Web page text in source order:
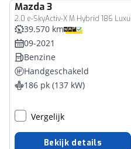
Mazda3
39.570 km
09-2021
Benzine
Handgeschakeld
186 pk (137 kW)
Vergelijk
Bekijk details